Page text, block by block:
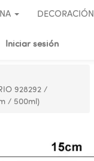
DECORACIÓN
Iniciar sesión
928292 /
/ 500ml)